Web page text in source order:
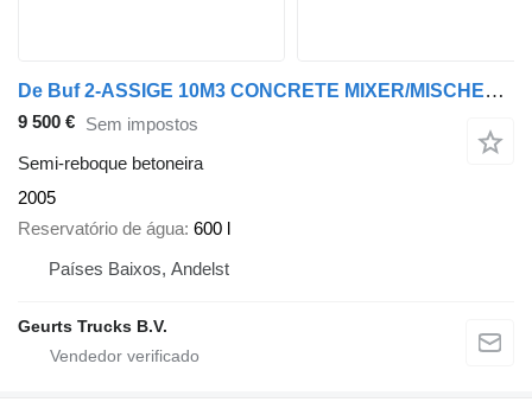
De Buf 2-ASSIGE 10M3 CONCRETE MIXER/MISCHER/MIXER
9 500 € Sem impostos
Semi-reboque betoneira
2005
Reservatório de água 600 l
Países Baixos, Andelst
Geurts Trucks B.V.